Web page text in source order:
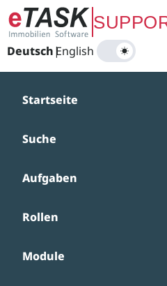
Zum Hauptinhalt springen
Deutsch|
English
Startseite
Suche
Aufgaben
Rollen
Module